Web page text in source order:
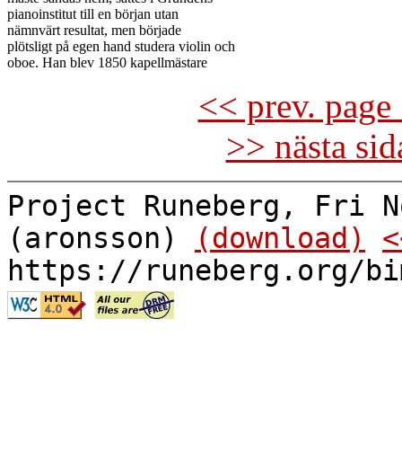
pianoinstitut till en början utan
nämnvärt resultat, men började
plötsligt på egen hand studera violin och
<< prev.
>> nästa
Project Runeberg, Fri
(aronsson)
(download)
https://runeberg.org/